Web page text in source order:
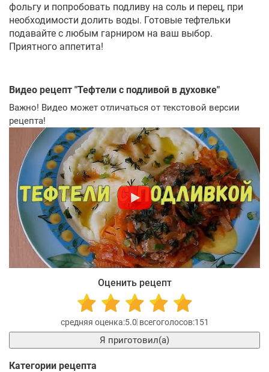
фольгу и попробовать подливу на соль и перец, при
необходимости долить воды. Готовые тефтельки
подавайте с любым гарниром на ваш выбор.
Приятного аппетита!
Видео рецепт "Тефтели с подливой в духовке"
Важно! Видео может отличаться от текстовой версии
рецепта!
Оценить рецепт
5.0 151
Я приготовил(а)
Категории рецепта